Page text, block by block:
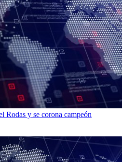
Rodas y se corona campeón